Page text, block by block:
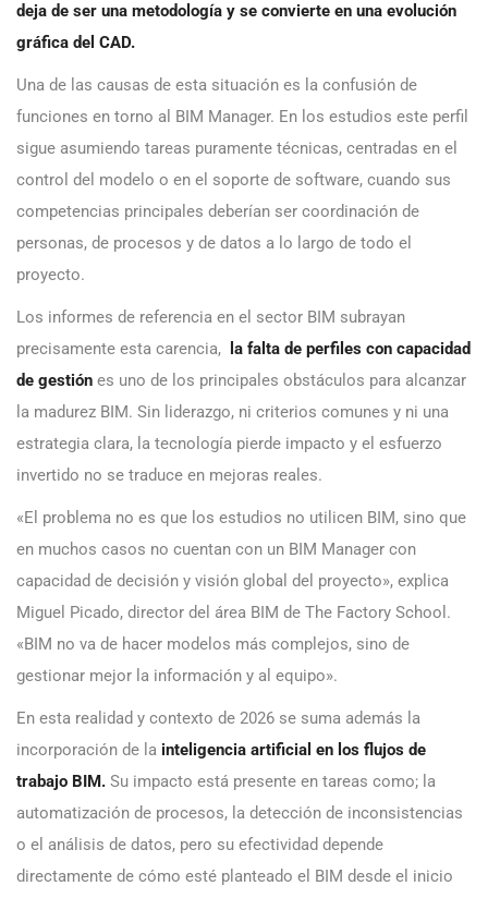
deja de ser una metodología y se convierte en una evolución
gráfica del CAD.
Una de las causas de esta situación es la confusión de
funciones en torno al BIM Manager. En los estudios este perfil
sigue asumiendo tareas puramente técnicas, centradas en el
control del modelo o en el soporte de software, cuando sus
competencias principales deberían ser coordinación de
personas, de procesos y de datos a lo largo de todo el
proyecto.
Los informes de referencia en el sector BIM subrayan
precisamente esta carencia,
la falta de perfiles con capacidad
de gestión es uno de los principales obstáculos para alcanzar
la madurez BIM. Sin liderazgo, ni criterios comunes y ni una
estrategia clara, la tecnología pierde impacto y el esfuerzo
invertido no se traduce en mejoras reales.
«El problema no es que los estudios no utilicen BIM, sino que
en muchos casos no cuentan con un BIM Manager con
capacidad de decisión y visión global del proyecto», explica
Miguel Picado, director del área BIM de The Factory School.
«BIM no va de hacer modelos más complejos, sino de
gestionar mejor la información y al equipo».
En esta realidad y contexto de 2026 se suma además la
incorporación de la inteligencia artificial en los flujos de
trabajo BIM. Su impacto está presente en tareas como; la
automatización de procesos, la detección de inconsistencias
o el análisis de datos, pero su efectividad depende
directamente de cómo esté planteado el BIM desde el inicio